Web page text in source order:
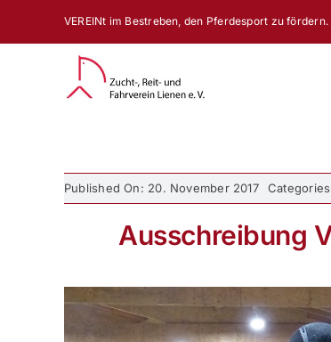
VEREINt im Bestreben, den Pferdesport zu fördern.
Published On: 20. November 2017
Ausschreibung